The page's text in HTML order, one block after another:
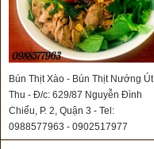
Bún Thịt Xào - Bún Thịt Nướng Út
Thu - Đ/c: 629/87 Nguyễn Đình
Chiểu, P. 2, Quận 3 - Tel:
0988577963 - 0902517977